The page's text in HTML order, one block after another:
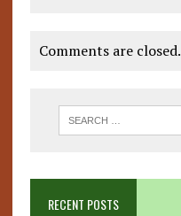
Comments are closed.
RECENT POSTS